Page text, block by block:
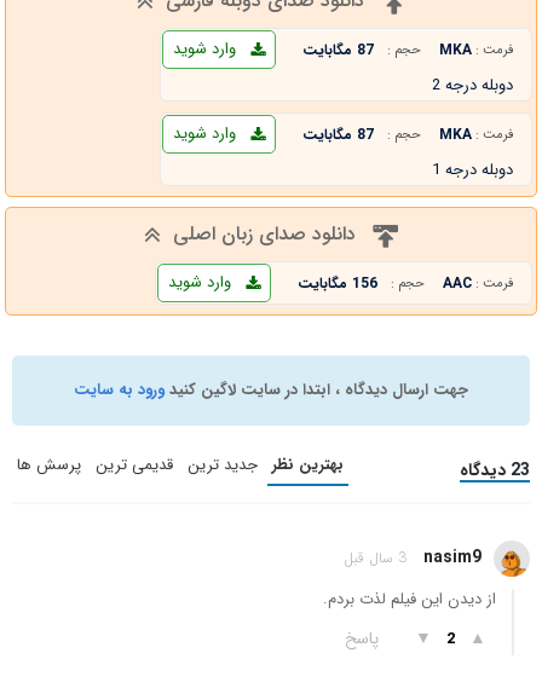
فرمت : MKA حجم : 87 مگابایت
وارد شوید
دوبله درجه 2
فرمت : MKA حجم : 87 مگابایت
وارد شوید
دوبله درجه 1
دانلود صدای زبان اصلی
فرمت : AAC حجم : 156 مگابایت وارد شوید
جهت ارسال دیدگاه ، ابتدا در سایت لاگین کنیدورود به سایت
23 دیدگاه بهترین نظر جدید ترین قدیمی ترین پرسش ها
nasim9 3 سال قبل
از دیدن این فیلم لذت بردم.
▲
2
▼ پاسخ